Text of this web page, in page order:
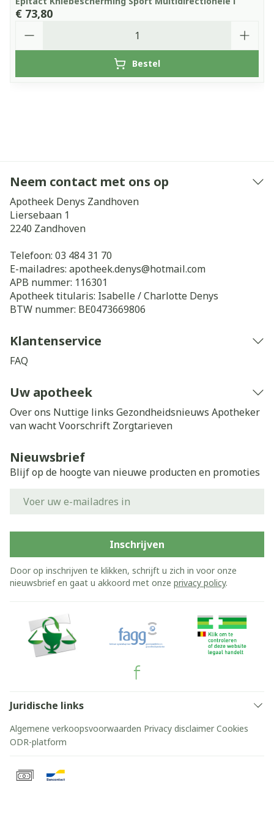
€ 73,80
Bestel
Neem contact met ons op
Apotheek Denys Zandhoven
Liersebaan 1
2240 Zandhoven
Telefoon: 03 484 31 70
E-mailadres: apotheek.denys@hotmail.com
APB nummer: 116301
Apotheek titularis: Isabelle / Charlotte Denys
BTW nummer: BE0473669806
Klantenservice
FAQ
Uw apotheek
Over ons Nuttige links Gezondheidsnieuws Apotheker
van wachtVoorschrift Zorgtarieven
Nieuwsbrief
Blijf op de hoogte van nieuwe producten en promoties
Inschrijven
Door op inschrijven te klikken, schrijft u zich in voor onze
nieuwsbrief en gaat u akkoord met onze privacy policy.
Juridische links
Algemene verkoopsvoorwaarden Privacy disclaimer Cookies
ODR-platform